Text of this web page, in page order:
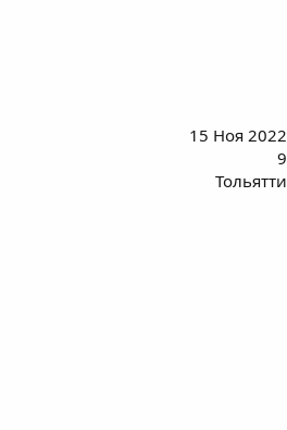
15 Ноя 2022
9
Тольятти